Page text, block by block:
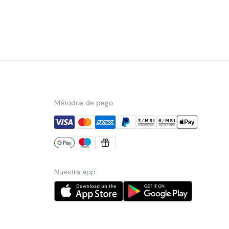
Métodos de pago
Nuestra app